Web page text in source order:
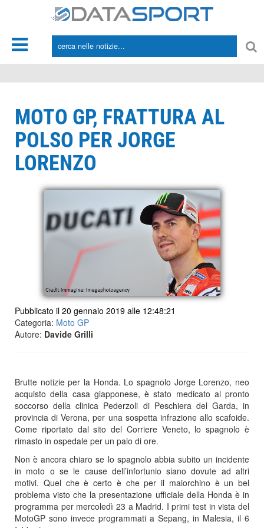
MOTO GP, FRATTURA AL
POLSO PER JORGE
LORENZO
Pubblicato il 20 gennaio 2019 alle 12:48:21
Categoria: Moto GP
Autore: Davide Grilli
Brutte notizie per la Honda. Lo spagnolo Jorge Lorenzo, neo
acquisto della casa giapponese, è stato medicato al pronto
soccorso della clinica Pederzoli di Peschiera del Garda, in
provincia di Verona, per una sospetta infrazione allo scafoide.
Come riportato dal sito del Corriere Veneto, lo spagnolo è
rimasto in ospedale per un paio di ore.
Non è ancora chiaro se lo spagnolo abbia subito un incidente
in moto o se le cause dell’infortunio siano dovute ad altri
motivi. Quel che è certo è che per il maiorchino è un bel
problema visto che la presentazione ufficiale della Honda è in
programma per mercoledì 23 a Madrid. I primi test in vista del
MotoGP sono invece programmati a Sepang, in Malesia, il 6